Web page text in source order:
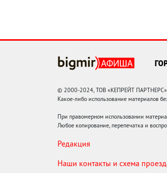
© 2000-2024, ТОВ «КЕПРЕЙТ ПАРТНЕРС».
Какое-либо использование материалов
При правомерном использовании
Любое копирование, перепечатка и
Редакция
Наши контакты и схема